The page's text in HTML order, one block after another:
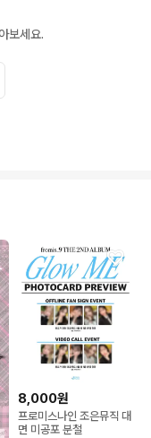
보세요.
8,000원
프로미스나인 조은뮤직 대
면 미공포 분철